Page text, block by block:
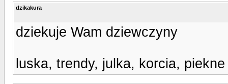
dzikakura
dziekuje Wam dziewczyny
luska, trendy, julka, korcia,